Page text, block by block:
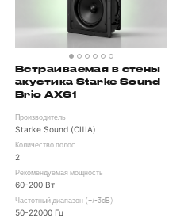
Встраиваемая в стены
акустика Starke Sound
Brio AX61
Производитель
Starke Sound (США)
Количество полос
2
Рекомендуемая мощность
60-200 Вт
Частотный диапазон (+/-3dB)
50-22000 Гц